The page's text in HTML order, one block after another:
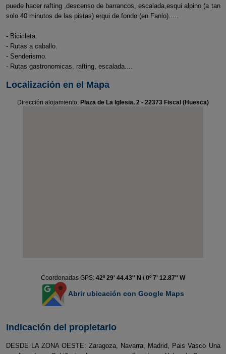
puede hacer rafting ,descenso de barrancos, escalada,esqui alpino (a tan
solo 40 minutos de las pistas) erqui de fondo (en Fanlo).....
- Bicicleta.
- Rutas a caballo.
- Senderismo.
- Rutas gastronomicas, rafting, escalada....
Localización en el Mapa
Dirección alojamiento: Plaza de La Iglesia, 2 - 22373 Fiscal (Huesca)
Coordenadas GPS: 42º 29' 44.43'' N / 0º 7' 12.87'' W
Abrir ubicación con Google Maps
Indicación del propietario
DESDE LA ZONA OESTE: Zaragoza, Navarra, Madrid, Pais Vasco Una